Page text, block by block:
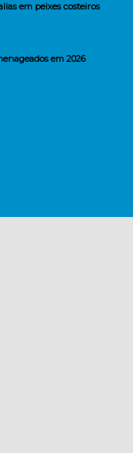
em peixes costeiros
em 2026